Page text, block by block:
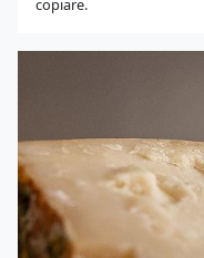
copiare.